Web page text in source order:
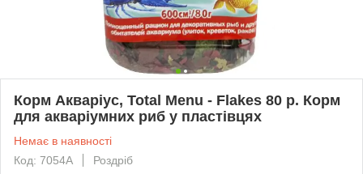
Корм Акваріус, Total Menu - Flakes 80 р. Корм
для акваріумних риб у пластівцях
Немає в наявності
Код: 7054A
Роздріб